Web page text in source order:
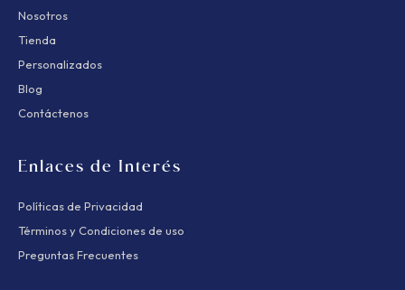
Nosotros
Tienda
Personalizados
Blog
Contáctenos
Enlaces de Interés
Políticas de Privacidad
Términos y Condiciones de uso
Preguntas Frecuentes